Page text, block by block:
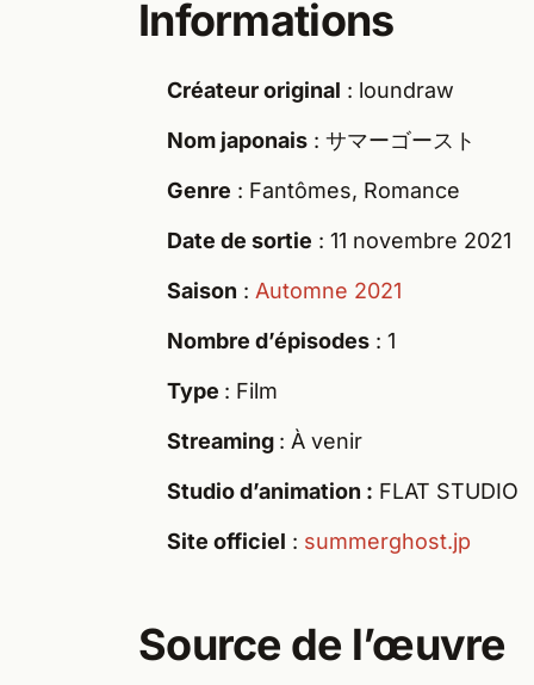
Informations
Créateur original : loundraw
Nom japonais : サマーゴースト
Genre : Fantômes, Romance
Date de sortie : 11 novembre 2021
Saison : Automne 2021
Nombre d’épisodes : 1
Type : Film
Streaming : À venir
Studio d’animation : FLAT STUDIO
Site officiel : summerghost.jp
Source de l’œuvre